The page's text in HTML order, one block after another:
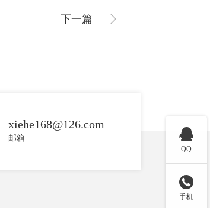
下一篇
xiehe168@126.com
邮箱 
QQ

手机